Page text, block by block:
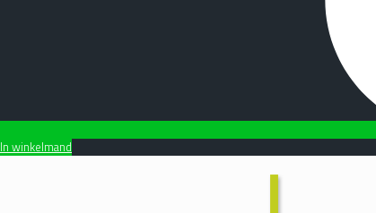
In winkelmand